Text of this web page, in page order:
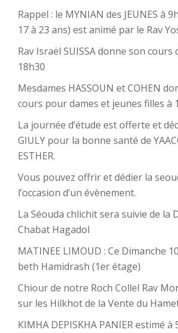
Rappel : le MYNIAN des JEUNES à
17 à 23 ans) est animé par le Rav
Rav Israël SUISSA donne son cours
18h30
Mesdames HASSOUN et COHEN
cours pour dames et jeunes filles à
La journée d’étude est offerte et
GIULY pour la bonne santé de
ESTHER.
Vous pouvez offrir et dédier la
l’occasion d’un évènement.
La Séouda chlichit sera suivie de la
Chabat Hagadol
MATINEE LIMOUD : Ce Dimanche
beth Hamidrash (1er étage)
Chiour de notre Roch Collel Rav
sur les Hilkhot de la Vente du
KIMHA DEPISKHA PANIER estimé à